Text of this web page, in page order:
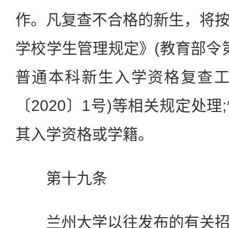
作。凡复查不合格的新生，将
学校学生管理规定》(教育部令
普通本科新生入学资格复查
〔2020〕1号)等相关规定处
其入学资格或学籍。
第十九条
兰州大学以往发布的有关招